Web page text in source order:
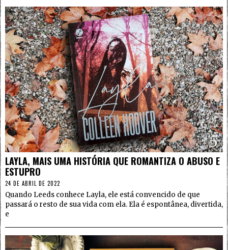
5
LAYLA, MAIS UMA HISTÓRIA QUE ROMANTIZA O ABUSO E
ESTUPRO
24 DE ABRIL DE 2022
Quando Leeds conhece Layla, ele está convencido de que
passará o resto de sua vida com ela. Ela é espontânea, divertida,
e